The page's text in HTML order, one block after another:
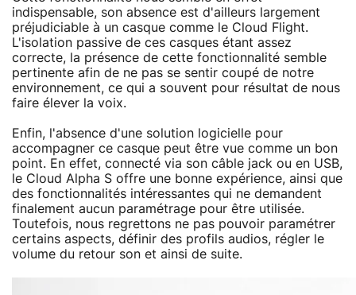
indispensable, son absence est d'ailleurs largement
préjudiciable à un casque comme le Cloud Flight.
L'isolation passive de ces casques étant assez
correcte, la présence de cette fonctionnalité semble
pertinente afin de ne pas se sentir coupé de notre
environnement, ce qui a souvent pour résultat de nous
faire élever la voix.
Enfin, l'absence d'une solution logicielle pour
accompagner ce casque peut être vue comme un bon
point. En effet, connecté via son câble jack ou en USB,
le Cloud Alpha S offre une bonne expérience, ainsi que
des fonctionnalités intéressantes qui ne demandent
finalement aucun paramétrage pour être utilisée.
Toutefois, nous regrettons ne pas pouvoir paramétrer
certains aspects, définir des profils audios, régler le
volume du retour son et ainsi de suite.